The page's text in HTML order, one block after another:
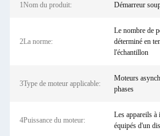
1Nom du produit: Démarreur
2La norme:
Le nombre de
déterminé en
l'échantillon
3Type de moteur applicable:
Moteurs
phases
4Puissance du moteur:
Les appareils à
équipés d'un